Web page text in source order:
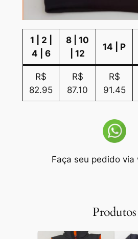
1 | 2 |
4 | 6
8 | 10
| 12
14 | P
R$
82.95
R$
87.10
R$
91.45
Faça seu pedido via
Produtos